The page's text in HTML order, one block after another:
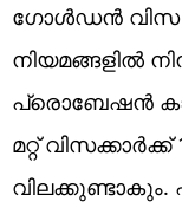
ഗോള്‍ഡന്‍ വിസ
നിയമങ്ങളില്‍
പ്രൊബേഷന്‍
മറ്റ്